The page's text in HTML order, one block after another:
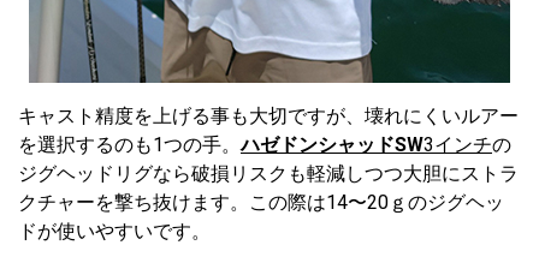
キャスト精度を上げる事も大切ですが、壊れにくいルアー
を選択するのも1つの手。ハゼドンシャッドSW3インチの
ジグヘッドリグなら破損リスクも軽減しつつ大胆にストラ
クチャーを撃ち抜けます。この際は14〜20ｇのジグヘッ
ドが使いやすいです。